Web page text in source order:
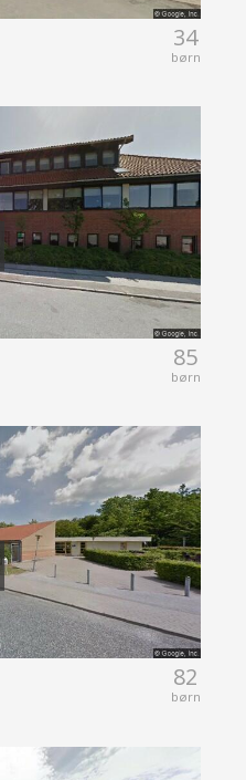
34
børn
85
børn
82
børn